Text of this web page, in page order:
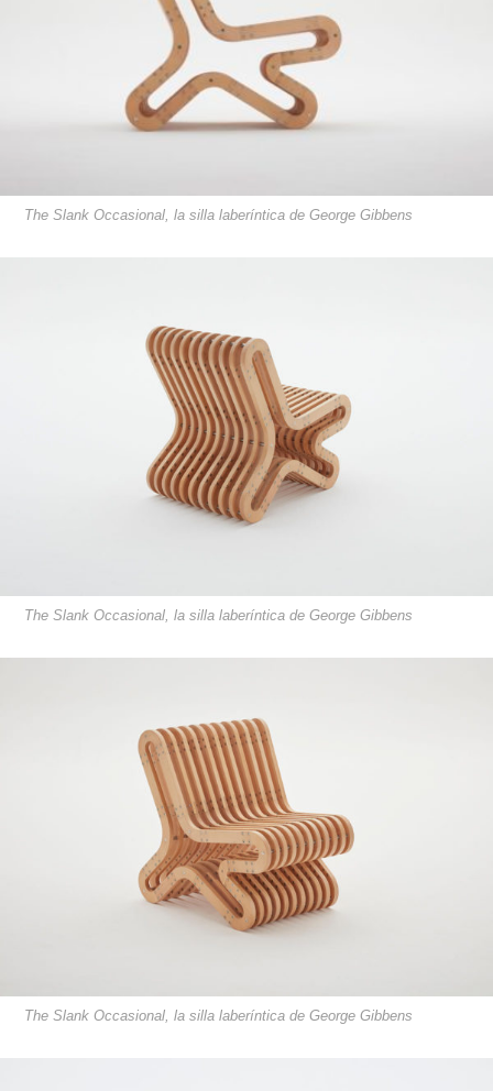
The Slank Occasional, la silla laberíntica de George Gibbens
The Slank Occasional, la silla laberíntica de George Gibbens
The Slank Occasional, la silla laberíntica de George Gibbens